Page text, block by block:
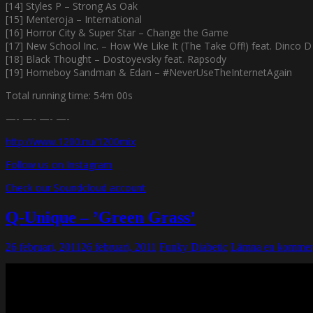
[14] Styles P – Strong As Oak
[15] Menteroja – International
[16] Horror City & Super Star – Change the Game
[17] New School Inc. – How We Like It (The Take Off!) feat. Dinco
[18] Black Thought – Dostoyevsky feat. Rapsody
[19] Homeboy Sandman & Edan – #NeverUseTheInternetAgain
Total running time: 54m 00s
—- —- —- —-
http://www.1200.nu/1200mix
Follow us on Instagram
Check our Soundcloud account
Q-Unique – ’Green Grass’
26 februari, 2011 26 februari, 2011 Funky Diabetic Lämna en